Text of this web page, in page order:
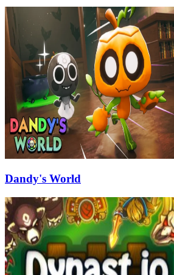
Dandy's World